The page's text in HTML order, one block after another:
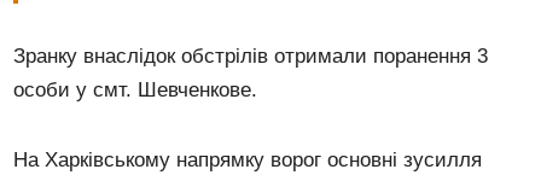
Зранку внаслідок обстрілів отримали поранення 3
особи у смт. Шевченкове.
На Харківському напрямку ворог основні зусилля